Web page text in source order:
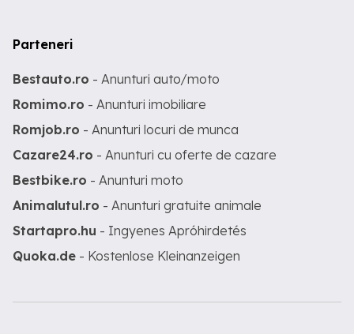
Parteneri
Bestauto.ro - Anunturi auto/moto
Romimo.ro - Anunturi imobiliare
Romjob.ro - Anunturi locuri de munca
Cazare24.ro - Anunturi cu oferte de cazare
Bestbike.ro - Anunturi moto
Animalutul.ro - Anunturi gratuite animale
Startapro.hu - Ingyenes Apróhirdetés
Quoka.de - Kostenlose Kleinanzeigen